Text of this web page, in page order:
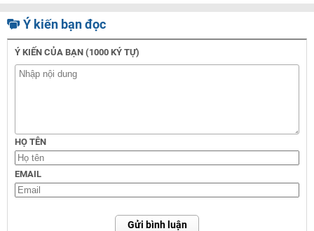
Ý kiến bạn đọc
Ý KIẾN CỦA BẠN (1000 KÝ TỰ)
HỌ TÊN
EMAIL
Gửi bình luận